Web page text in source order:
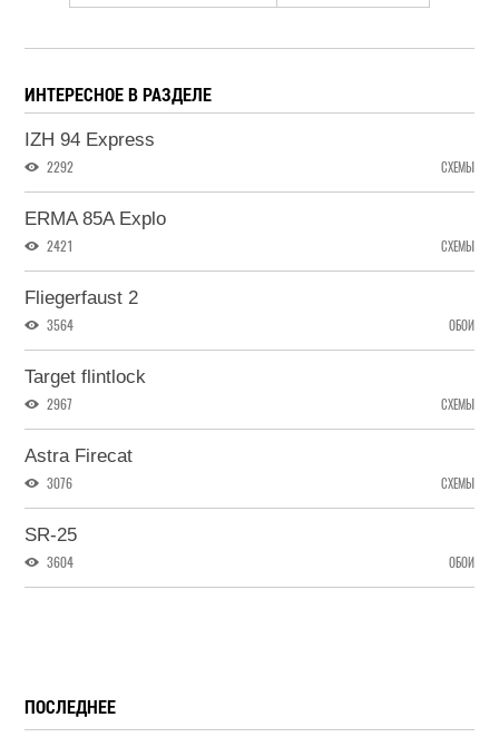
ИНТЕРЕСНОЕ В РАЗДЕЛЕ
IZH 94 Express
2292 СХЕМЫ
ERMA 85A Explo
2421 СХЕМЫ
Fliegerfaust 2
3564 ОБОИ
Target flintlock
2967 СХЕМЫ
Astra Firecat
3076 СХЕМЫ
SR-25
3604 ОБОИ
ПОСЛЕДНЕЕ